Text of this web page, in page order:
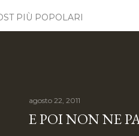
PIÙ POPOLARI
agosto 22, 2011
E POI NON NE